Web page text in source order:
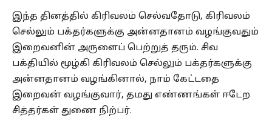
இந்த தினத்தில் கிரிவலம் செல்வதோடு, கிரிவலம்
செல்லும் பக்தர்களுக்கு அன்னதானம் வழங்குவதும்
இறைவனின் அருளைப் பெற்றுத் தரும். சிவ
பக்தியில் மூழ்கி கிரிவலம் செல்லும் பக்தர்களுக்கு
அன்னதானம் வழங்கினால், நாம் கேட்டதை
இறைவன் வழங்குவார், தமது எண்ணங்கள் ஈடேற
சித்தர்கள் துணை நிற்பர்.